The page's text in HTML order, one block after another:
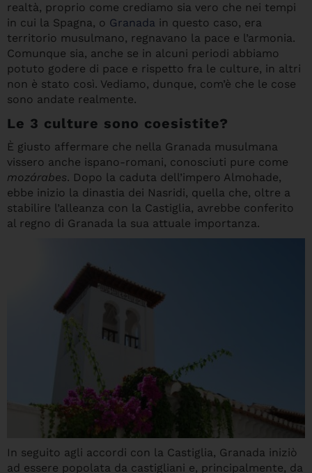
realtà, proprio come crediamo sia vero che nei tempi
in cui la Spagna, o Granada in questo caso, era
territorio musulmano, regnavano la pace e l’armonia.
Comunque sia, anche se in alcuni periodi abbiamo
potuto godere di pace e rispetto fra le culture, in altri
non è stato così. Vediamo, dunque, com’è che le cose
sono andate realmente.
Le 3 culture sono coesistite?
È giusto affermare che nella Granada musulmana
vissero anche ispano-romani, conosciuti pure come
mozárabes. Dopo la caduta dell’impero Almohade,
ebbe inizio la dinastia dei Nasridi, quella che, oltre a
stabilire l’alleanza con la Castiglia, avrebbe conferito
al regno di Granada la sua attuale importanza.
In seguito agli accordi con la Castiglia, Granada iniziò
ad essere popolata da castigliani e, principalmente, da